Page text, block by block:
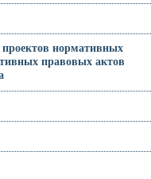
нормативных
правовых актов